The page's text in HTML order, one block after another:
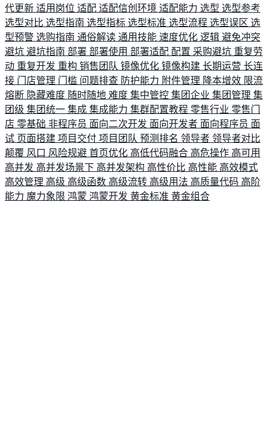
代更新 适用岗位 适配 适配信创环境 适配能力 选型 选型参考
选型对比 选型指南 选型指标 选型标准 选型流程 选型误区 选
型预警 选购指南 通俗解读 通用技能 速度优化 逻辑 避免冲突
避坑 避坑指南 部署 部署使用 部署适配 配置 采购避坑 重复劳
动 重复开发 重构 销售团队 镜像优化 镜像构建 长期运营 长连
接 门店管理 门槛 问题排查 防护能力 附件管理 降本增效 限流
熔断 隐藏难度 随时随地 难度 集中管控 集团企业 集团管理 集
团级 集团统一 集成 集成能力 集群配置教程 零售行业 零售门
店 零基础 非程序员 面向二次开发 面向开发者 面向程序员 面
试 页面搭建 项目交付 项目团队 预测排名 领导者 领导者对比
颠覆 风口 风险规避 首页优化 高低代码融合 高危操作 高可用
高并发 高并发场景下 高并发架构 高性价比 高性能 高效模式
高效管理 高级 高级函数 高级流转 高级用法 高质量代码 高阶
能力 魔力象限 鸿蒙 鸿蒙开发 黄金标准 黄金组合